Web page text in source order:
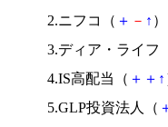
2.ニフコ（ ＋ － ↑
3.ディア・ライフ
4.IS高配当（ ＋ ＋ ↑
5.GLP投資法人（